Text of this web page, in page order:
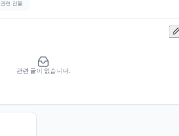
관련 인물
관련 글이 없습니다.